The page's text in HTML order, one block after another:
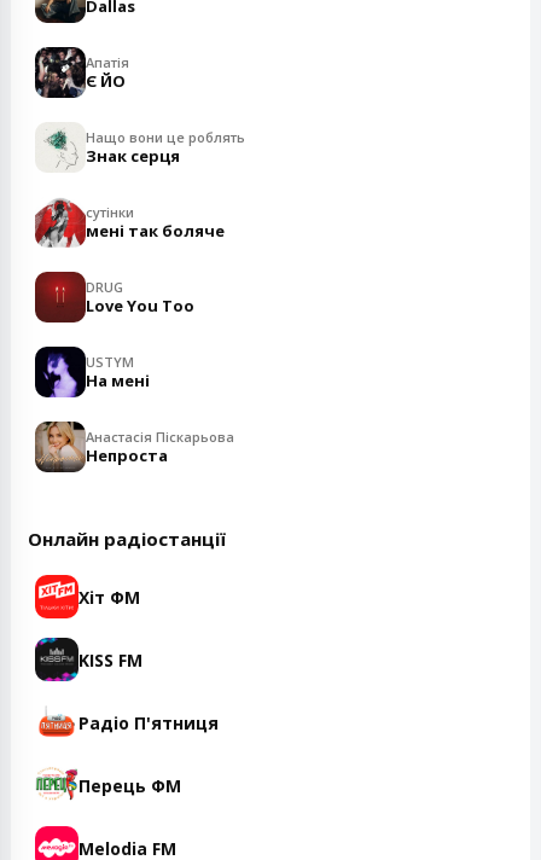
Dallas
Апатія
Є ЙО
Нащо вони це роблять
Знак серця
сутінки
мені так боляче
DRUG
Love You Too
USTYM
На мені
Анастасія Піскарьова
Непроста
Онлайн радіостанції
Хіт ФМ
KISS FM
Радіо П'ятниця
Перець ФМ
Melodia FM